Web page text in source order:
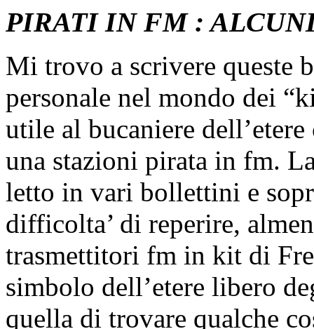
PIRATI IN FM :
Mi trovo a scrivere queste
personale nel mondo dei
utile al bucaniere
una stazioni pirata in fm.
letto in vari bollettini e
difficolta’ di reperire,
trasmettitori fm in kit di
simbolo dell’etere libero
quella di trovare qualche